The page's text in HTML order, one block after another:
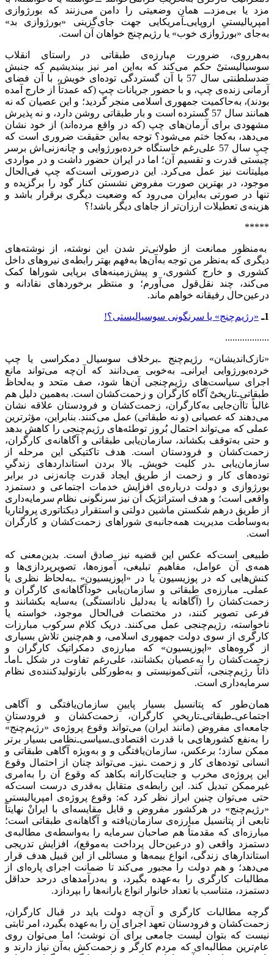
مزد یا بی‌مزد‌ــ همان وضعیتی را دامن می‌زنند که بورژوازی
امپریالیستیِ اروپایی‌‌ـ‌آمریکایی جهت جای‌گزینی «بورژوازی بد»
به‌جای «بورژوازی خوب» یا رژیم‌چنج خواهان آن است.
به‌هرروی، ضرورت مبارزه‌ی طبقاتی در راستای انقلاب
سوسیالیستیْ حکم می‌کند که به‌این امر نیز بیندیشیم که جنبش
ضدسلطنتی سال 57 با آن گستردگی توده‌ای خویش، با آن فضای
آرمانی زنده‌ی چپ، و با حضور جریانات چپ (که عمدتاً از خارج آمده
بودند)، به‌حاکمیت جمهوری اسلامی منجر گردید؛ و این عصیان که نه
همانند سال 57 گسترده است و بار طبقاتی روشن دارد، و نه پذیرش
مشهودی برای آرمان‌های چپ (که در واقع مرده‌اند) از خود نشان
می‌دهد، به‌کجا ختم می‌شود؟ توجه به‌این حقیقت ضروری است‌ که
چپِ سال 57 علی‌رغم خاستگاه خرده‌بورژوایی‌ و چانه‌زنی‌اش برسر
چیستی قدرت و تقسیم آن؛ اما در ایران حضور داشت و در مواردی
میلیتانت نیز عمل می‌کرد. این درصورتی است‌که چپ فی‌الحال
موجود، در بهترین صورت مفروض نشستن کنار گود را برگزیده و
تنها در صورتی به‌ایران می‌رود که وضعیت دیگری برقرار باشد و
هزینه‌ی تعطیلات ارزان‌تر از جاهای دیگر باشد!؟
*****
به‌منظور ممانعت از طولانی‌تر شدن این نوشته، از نوشته‌های
دیگری که به‌نظر من توجه به‌آن‌ها به‌فهم بهتر رابطه‌ی نیروهای داخل
کشوری و خارج کشوری، و پیش‌زمینه‌های برپایی شوراها کمک
می‌کند، چند نقل‌قول می‌آورم؛ و منتظر برخوردهای نقادانه و
درعین‌حال رفیقانه خواهم ماند.
1ـ «رژیم‌چنج» یا سرنگونی سوسیالیستی؟!
..................
«نازک‌اندیشان» رژیم‌چنج ـ‌برخلاف سوسیال دمکراسی یا چپ
خرده‌بورژوایی ایرانی‌ـ به‌خوبی می‌دانند که آن‌چه می‌تواند مانع
اجرای سیاست‌های رژیم‌چنجی آن‌ها شود، صف متحد و به‌لحاظ
طبقاتی‌ـ‌تاریخیْ آگاه کارگران و زحمت‌کشان است. به‌همین دلیل هم
غالباً تاآن‌جایی به‌کارگران، زحمت‌کشان و فرودستان علاقه نشان
می‌دهند که عصیانی (و نه طبقاتی) عمل ‌می‌کنند. بنابراین، مؤثرترین
عملی که می‌تواند احتمال بُروز توطئه‌های رژیم‌چنجی را کاهش بدهد
و حتی به‌توقف بکشاند، سازمان‌یابی طبقاتی و آگاهانه‌ی کارگران،
زحمت‌کشان و فرودستان است. هدف تاکتیکی این مرحله از
سازمان‌یابی ـ‌در کلیت خویش‌ـ بالا بردن استانداردهای زندگیِ
توده‌های کار و زحمت از طریق ایجاد قدرت چانه‌زنی در برابر
بورژوازی و دولت درباره‌ی افزایش خدمات اجتماعی و دستمزد
واقعی است؛ و هدف استراتژیک آن نیز سرنگونی نظام سرمایه‌داری
از طریق درهم شکستن ماشین دولتی و استقرار دیکتاتوری پرولتاریا
به‌وساطت مدیریت همه‌جانبه‌ی شوراهای زحمت‌کشان و کارگران
است.
طبیعی است‌که عکس این قضیه نیز صادق است. بدین‌‌معنی که
همه‌ی آن عوامل، مفاهیمِ تبلیغی، آموزه‌ها، تصویرپردازی‌ها و
کنش‌هایی که در پوزیسیون یا در «اپوزیسیون» ـ‌به‌لحاظ نظری یا
عملی‌ـ مبارزه‌ی طبقاتی و سازمان‌یابی خودآگاهانه‌ی کارگران و
زحمت‌کشان را (آگاهانه یا به‌دلیل نادانستگی) به‌سایه بکشانند و
فرعی تصویر کنند، در مختصات فی‌الحال موجود، خواسته یا
ناخواسته، رژیم‌چنجی عمل می‌کنند. دریک کلام سرکوب مبارزات
کارگری از سوی دولت جمهوری اسلامی، و هم‌چنین تلاش بسیاری
از گروه‌های «اپوزیسیون» که مبارزه‌ی دمکراتیک کارگران و
زحمت‌کشان را به‌عصیان بکشانند، علی‌رغم تفاوت در شکل ـ‌اما‌ـ
ذاتاً رژیم‌چنجی‌، آنتی‌کمونیستی و به‌طورکلی بازتولیدکننده‌ی نظام
سرمایه‌داری است.
همان‌طور که پتانسیل بسیار پایینِ سازمان‌یافتگی و آگاهی
اجتماعی‌ـ‌طبقاتی‌‌ـ‌تاریخیِ کارگران، زحمت‌کشان و فرودستانِ
جامعه‌ای مفروض (مانند ایران) می‌تواند وقوع پروژه‌ی «رژیم‌چنج»
را به‌نفع کشورهایی با قدرت اقتصادی‌ـ‌سیاسی‌ـ‌نظامی بسیار برتر
ممکن سازد؛ برعکس، سازمان‌یافتگی و و به‌ویژه آگاهی طبقاتی و
انسانی توده‌های کار و زحمت ـ‌نیز‌ـ می‌تواند چنان از احتمال وقوع
این پروژه‌ی مخرب و جنایت‌کارانه بکاهد که وقوع آن را به‌امری
غیرممکن تبدیل کند. این رابطه‌ی متقابل به‌قدری درست است‌که
حتی می‌توان چنین ابراز نظر کرد که: وقوع پروژه‌ی امپریالیستیِ
«رژیم‌چنج» در هرکشور مفروض و قابل مقایسه‌‌ای با ایرانْ نهایتاً
تابعی از پتانسیل مبارزه‌ی سازمان‌یافته و آگاهانه‌ی طبقاتی است؛
مبارزه‌ای که مقدمتاً هم صاحبان سرمایه را به‌واسطه‌ی مطالبه‌ی
دستمزد واقعی (و درعین‌حال پرداخت به‌موقع)، افزایش تدریجی
استاندارهای زندگی، انواع بیمه‌ها و مسائلی از این قبیل هدف قرار
می‌دهد؛ و هم دولت را مجبور می‌کند تا ضمانت اجرای پاره‌ای از
مطالبات کارگری را به‌عهده بگیرد، و به‌درآمدهای درحد حداقل
دستمزد، متناسب با تعداد خانوار انواع یارانه‌‌ها را بپردازد.
گرچه مطالبات کارگری و آن‌چه دولت باید در قبال ‌کارگران،
زحمت‌کشان و فرودستان تعهد اجرای آن را به‌عهده بگیرد، امر ثابتی
نیست که بتوان لیست جامعی برای آن نوشت؛ اما می‌توان روی
عام‌ترین مطالبه‌ای که مردم کارگر و زحمت‌کش به‌آن نیاز دارند و